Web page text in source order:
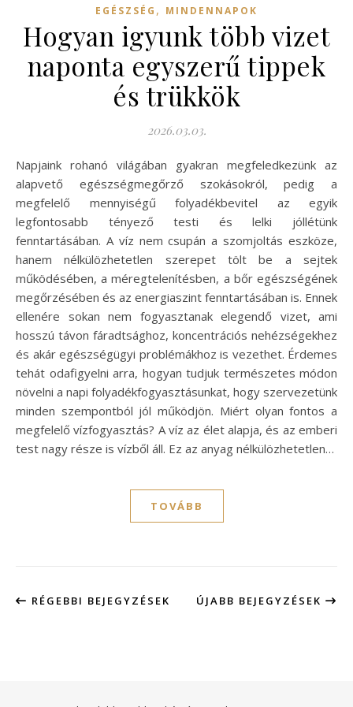
EGÉSZSÉG , MINDENNAPOK
Hogyan igyunk több vizet
naponta egyszerű tippek
és trükkök
2026.03.03.
Napjaink rohanó világában gyakran megfeledkezünk az
alapvető egészségmegőrző szokásokról, pedig a
megfelelő mennyiségű folyadékbevitel az egyik
legfontosabb tényező testi és lelki jóllétünk
fenntartásában. A víz nem csupán a szomjoltás eszköze,
hanem nélkülözhetetlen szerepet tölt be a sejtek
működésében, a méregtelenítésben, a bőr egészségének
megőrzésében és az energiaszint fenntartásában is. Ennek
ellenére sokan nem fogyasztanak elegendő vizet, ami
hosszú távon fáradtsághoz, koncentrációs nehézségekhez
és akár egészségügyi problémákhoz is vezethet. Érdemes
tehát odafigyelni arra, hogyan tudjuk természetes módon
növelni a napi folyadékfogyasztásunkat, hogy szervezetünk
minden szempontból jól működjön. Miért olyan fontos a
megfelelő vízfogyasztás? A víz az élet alapja, és az emberi
test nagy része is vízből áll. Ez az anyag nélkülözhetetlen…
TOVÁBB
RÉGEBBI BEJEGYZÉSEK ÚJABB BEJEGYZÉSEK